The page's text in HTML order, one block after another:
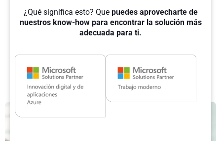
¿Qué significa esto? Que puedes aprovecharte de
nuestros know-how para encontrar la solución más
adecuada para ti.